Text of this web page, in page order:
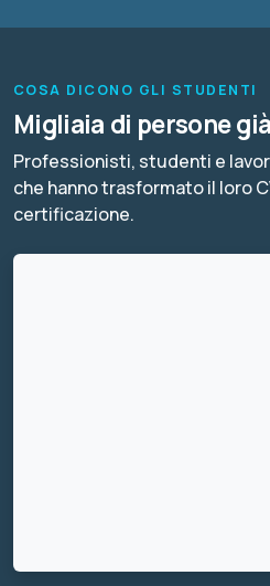
COSA DICONO GLI STUDENTI
Migliaia di persone
Professionisti, studenti e
che hanno trasformato il loro
certificazione.